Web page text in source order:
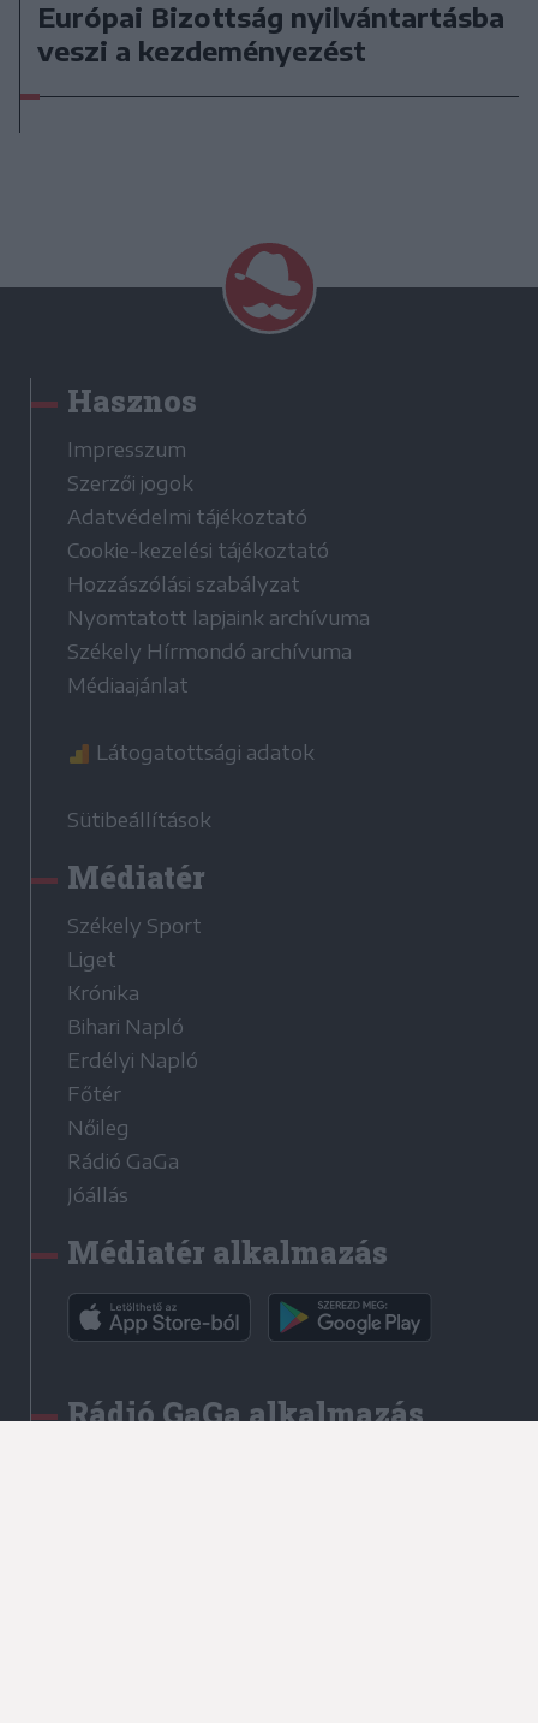
Európai Bizottság nyilvántartásba
veszi a kezdeményezést
Hasznos
Impresszum
Szerzői jogok
Adatvédelmi tájékoztató
Cookie-kezelési tájékoztató
Hozzászólási szabályzat
Nyomtatott lapjaink archívuma
Székely Hírmondó archívuma
Médiaajánlat
Látogatottsági adatok
Sütibeállítások
Médiatér
Székely Sport
Liget
Krónika
Bihari Napló
Erdélyi Napló
Főtér
Nőileg
Rádió GaGa
Jóállás
Médiatér alkalmazás
Rádió GaGa alkalmazás